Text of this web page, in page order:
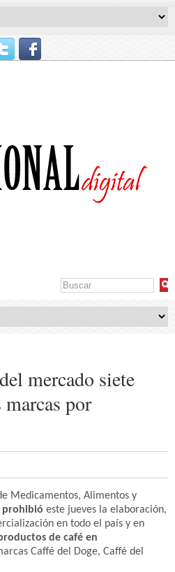
mercado siete
por
Medicamentos, Alimentos y
prohibió este jueves la elaboración,
en todo el país y en
de café en
Caffé del Doge, Caffé del